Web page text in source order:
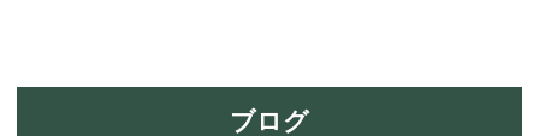
ブログ